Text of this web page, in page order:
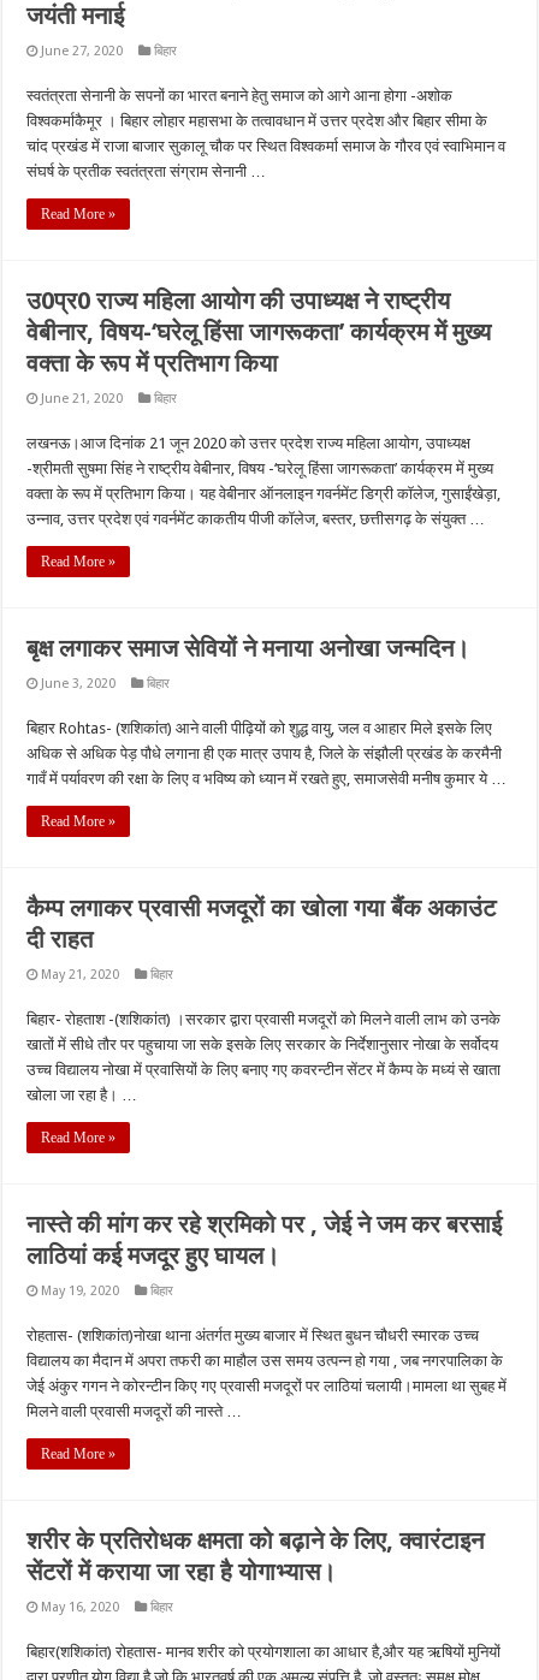
जयंती मनाई
June 27, 2020 बिहार
स्वतंत्रता सेनानी के सपनों का भारत बनाने हेतु समाज को आगे आना होगा -अशोक
विश्वकर्माकैमूर । बिहार लोहार महासभा के तत्वावधान में उत्तर प्रदेश और बिहार सीमा के
चांद प्रखंड में राजा बाजार सुकालू चौक पर स्थित विश्वकर्मा समाज के गौरव एवं स्वाभिमान व
संघर्ष के प्रतीक स्वतंत्रता संग्राम सेनानी …
Read More »
उ0प्र0 राज्य महिला आयोग की उपाध्यक्ष ने राष्ट्रीय
वेबीनार, विषय-‘घरेलू हिंसा जागरूकता’ कार्यक्रम में मुख्य
वक्ता के रूप में प्रतिभाग किया
June 21, 2020 बिहार
लखनऊ।आज दिनांक 21 जून 2020 को उत्तर प्रदेश राज्य महिला आयोग, उपाध्यक्ष
-श्रीमती सुषमा सिंह ने राष्ट्रीय वेबीनार, विषय -‘घरेलू हिंसा जागरूकता’ कार्यक्रम में मुख्य
वक्ता के रूप में प्रतिभाग किया। यह वेबीनार ऑनलाइन गवर्नमेंट डिग्री कॉलेज, गुसाईंखेड़ा,
उन्नाव, उत्तर प्रदेश एवं गवर्नमेंट काकतीय पीजी कॉलेज, बस्तर, छत्तीसगढ़ के संयुक्त …
Read More »
बृक्ष लगाकर समाज सेवियों ने मनाया अनोखा जन्मदिन।
June 3, 2020 बिहार
बिहार Rohtas- (शशिकांत) आने वाली पीढ़ियों को शुद्ध वायु, जल व आहार मिले इसके लिए
अधिक से अधिक पेड़ पौधे लगाना ही एक मात्र उपाय है, जिले के संझौली प्रखंड के करमैनी
गावँ में पर्यावरण की रक्षा के लिए व भविष्य को ध्यान में रखते हुए, समाजसेवी मनीष कुमार ये …
Read More »
कैम्प लगाकर प्रवासी मजदूरों का खोला गया बैंक अकाउंट
दी राहत
May 21, 2020 बिहार
बिहार- रोहताश -(शशिकांत) ।सरकार द्वारा प्रवासी मजदूरों को मिलने वाली लाभ को उनके
खातों में सीधे तौर पर पहुचाया जा सके इसके लिए सरकार के निर्देशानुसार नोखा के सर्वोदय
उच्च विद्यालय नोखा में प्रवासियों के लिए बनाए गए कवरन्टीन सेंटर में कैम्प के मध्यं से खाता
खोला जा रहा है। …
Read More »
नास्ते की मांग कर रहे श्रमिको पर , जेई ने जम कर बरसाई
लाठियां कई मजदूर हुए घायल।
May 19, 2020 बिहार
रोहतास- (शशिकांत)नोखा थाना अंतर्गत मुख्य बाजार में स्थित बुधन चौधरी स्मारक उच्च
विद्यालय का मैदान में अपरा तफरी का माहौल उस समय उत्पन्न हो गया , जब नगरपालिका के
जेई अंकुर गगन ने कोरन्टीन किए गए प्रवासी मजदूरों पर लाठियां चलायी।मामला था सुबह में
मिलने वाली प्रवासी मजदूरों की नास्ते …
Read More »
शरीर के प्रतिरोधक क्षमता को बढ़ाने के लिए, क्वारंटाइन
सेंटरों में कराया जा रहा है योगाभ्यास।
May 16, 2020 बिहार
बिहार(शशिकांत) रोहतास- मानव शरीर को प्रयोगशाला का आधार है,और यह ऋषियों मुनियों